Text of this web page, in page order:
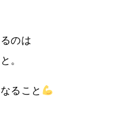
のは
。
ること